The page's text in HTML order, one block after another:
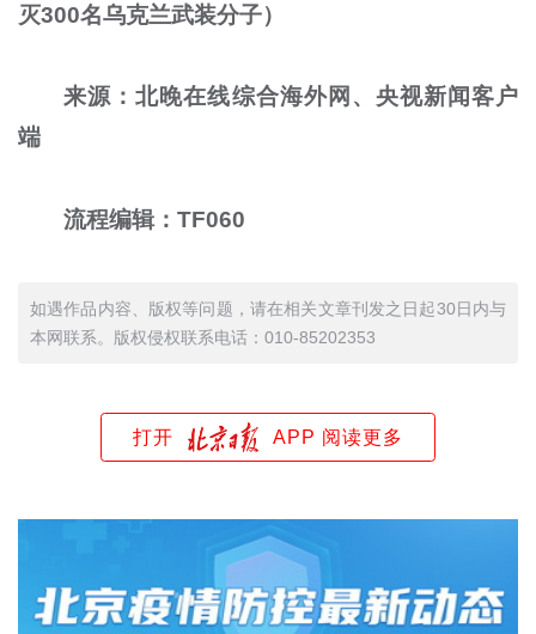
灭300名乌克兰武装分子）
来源：北晚在线综合海外网、央视新闻客户
端
流程编辑：TF060
如遇作品内容、版权等问题，请在相关文章刊发之日起30日内与
本网联系。版权侵权联系电话：010-85202353
打开 APP 阅读更多